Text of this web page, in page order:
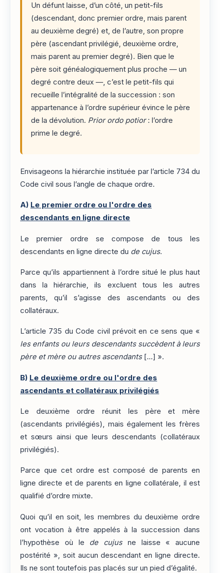
Un défunt laisse, d’un côté, un petit-fils
(descendant, donc premier ordre, mais parent
au deuxième degré) et, de l’autre, son propre
père (ascendant privilégié, deuxième ordre,
mais parent au premier degré). Bien que le
père soit généalogiquement plus proche — un
degré contre deux —, c’est le petit-fils qui
recueille l’intégralité de la succession : son
appartenance à l’ordre supérieur évince le père
de la dévolution. Prior ordo potior: l’ordre
prime le degré.
Envisageons la hiérarchie instituée par l’article 734 du
Code civil sous l’angle de chaque ordre.
A) Le premier ordre ou l'ordre des
descendants en ligne directe
Le premier ordre se compose de tous les
descendants en ligne directe du de cujus.
Parce qu’ils appartiennent à l’ordre situé le plus haut
dans la hiérarchie, ils excluent tous les autres
parents, qu’il s’agisse des ascendants ou des
collatéraux.
L’article 735 du Code civil prévoit en ce sens que «
les enfants ou leurs descendants succèdent à leurs
père et mère ou autres ascendants[…] ».
B) Le deuxième ordre ou l'ordre des
ascendants et collatéraux privilégiés
Le deuxième ordre réunit les père et mère
(ascendants privilégiés), mais également les frères
et sœurs ainsi que leurs descendants (collatéraux
privilégiés).
Parce que cet ordre est composé de parents en
ligne directe et de parents en ligne collatérale, il est
qualifié d’ordre mixte.
Quoi qu’il en soit, les membres du deuxième ordre
ont vocation à être appelés à la succession dans
l’hypothèse où le de cujusne laisse « aucune
postérité », soit aucun descendant en ligne directe.
Ils ne sont toutefois pas placés sur un pied d’égalité.